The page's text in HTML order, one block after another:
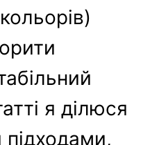
я ділюся
підходами,